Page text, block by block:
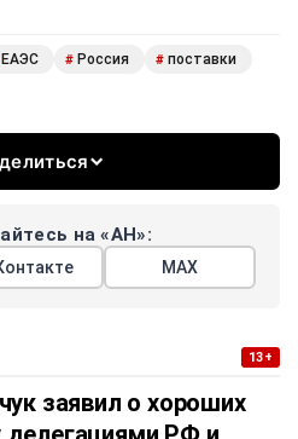
ЕАЭС # Россия # поставки
на «АН»:
МАХ
13+
заявил о хороших